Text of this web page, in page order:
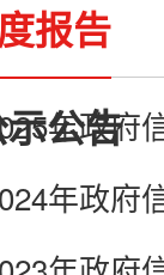
报告
公告